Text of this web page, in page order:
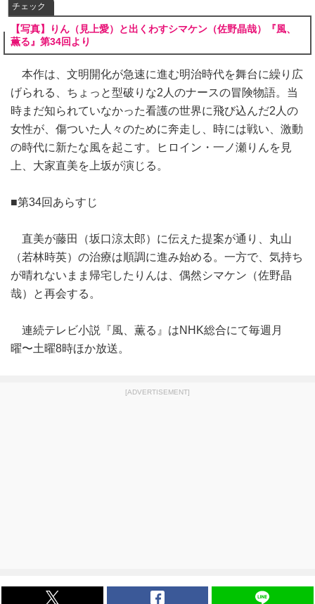
チェック
【写真】りん（見上愛）と出くわすシマケン（佐野晶哉）『風、
薫る』第34回より
本作は、文明開化が急速に進む明治時代を舞台に繰り広
げられる、ちょっと型破りな2人のナースの冒険物語。当
時まだ知られていなかった看護の世界に飛び込んだ2人の
女性が、傷ついた人々のために奔走し、時には戦い、激動
の時代に新たな風を起こす。ヒロイン・一ノ瀬りんを見
上、大家直美を上坂が演じる。
■第34回あらすじ
直美が藤田（坂口涼太郎）に伝えた提案が通り、丸山
（若林時英）の治療は順調に進み始める。一方で、気持ち
が晴れないまま帰宅したりんは、偶然シマケン（佐野晶
哉）と再会する。
連続テレビ小説『風、薫る』はNHK総合にて毎週月
曜〜土曜8時ほか放送。
[ADVERTISEMENT]